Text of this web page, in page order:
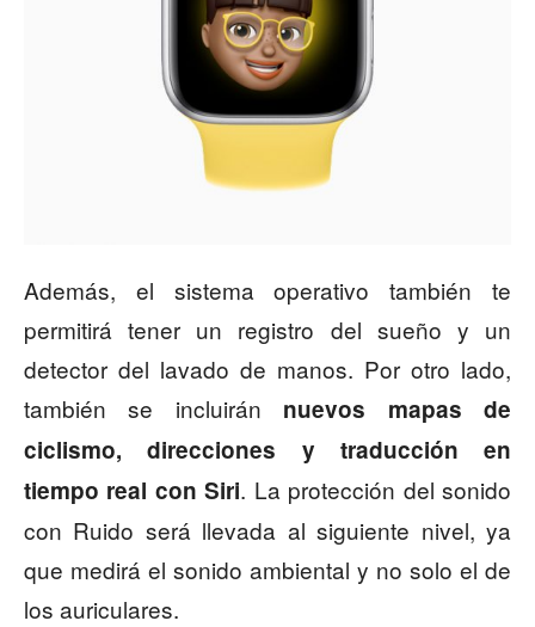
Además, el sistema operativo también te
permitirá tener un registro del sueño y un
detector del lavado de manos. Por otro lado,
también se incluirán nuevos mapas de
ciclismo, direcciones y traducción en
tiempo real con Siri. La protección del sonido
con Ruido será llevada al siguiente nivel, ya
que medirá el sonido ambiental y no solo el de
los auriculares.